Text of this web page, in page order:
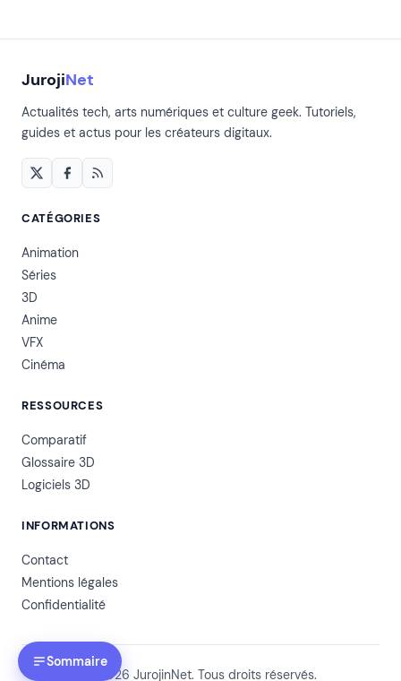
Sommaire
JurojiNet
Actualités tech, arts numériques et culture geek. Tutoriels,
guides et actus pour les créateurs digitaux.
CATÉGORIES
Animation
Séries
3D
Anime
VFX
Cinéma
RESSOURCES
Comparatif
Glossaire 3D
Logiciels 3D
INFORMATIONS
Contact
Mentions légales
Confidentialité
© 2026 JurojinNet. Tous droits réservés.